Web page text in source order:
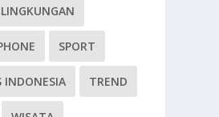
SPORT
INDONESIA TREND